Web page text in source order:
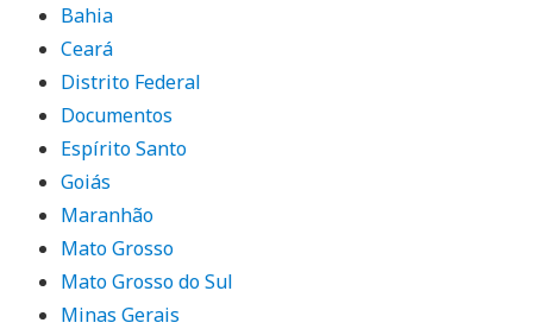
Bahia
Ceará
Distrito Federal
Documentos
Espírito Santo
Goiás
Maranhão
Mato Grosso
Mato Grosso do Sul
Minas Gerais